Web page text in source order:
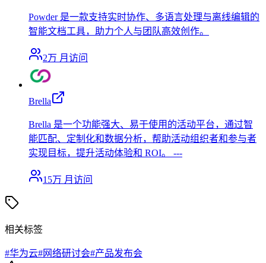
Powder 是一款支持实时协作、多语言处理与离线编辑的
智能文档工具，助力个人与团队高效创作。
2万 月访问
Brella
Brella 是一个功能强大、易于使用的活动平台，通过智
能匹配、定制化和数据分析，帮助活动组织者和参与者
实现目标，提升活动体验和 ROI。 ---
15万 月访问
相关标签
#华为云#网络研讨会#产品发布会